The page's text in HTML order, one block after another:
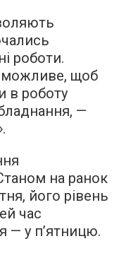
роботи.
можливе, щоб
в роботу
—
на ранок
його рівень
час
— у п’ятницю.